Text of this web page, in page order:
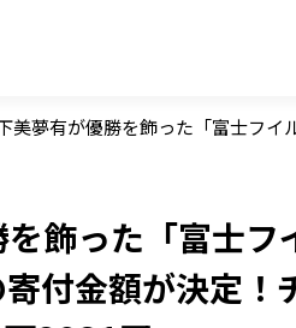
美夢有が優勝を飾った「富士フイ
飾った「富士フ
付金額が決定！